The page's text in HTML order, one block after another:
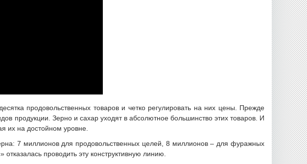
продовольственных товаров и четко регулировать на них цены. Прежде
продукции. Зерно и сахар уходят в абсолютное большинство этих товаров. И
их на достойном уровне.
7 миллионов для продовольственных целей, 8 миллионов – для фуражных
проводить эту конструктивную линию.